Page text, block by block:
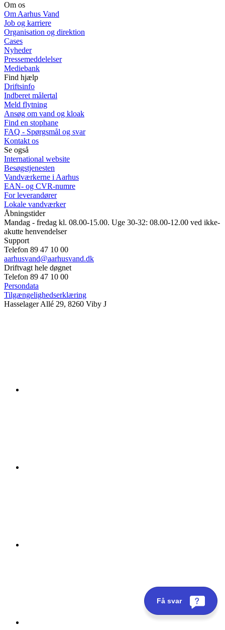
Om os
Om Aarhus Vand
Job og karriere
Organisation og direktion
Cases
Nyheder
Pressemeddelelser
Mediebank
Find hjælp
Driftsinfo
Indberet målertal
Meld flytning
Ansøg om vand og kloak
Find en stophane
FAQ - Spørgsmål og svar
Kontakt os
Se også
International website
Besøgstjenesten
Vandværkerne i Aarhus
EAN- og CVR-numre
For leverandører
Lokale vandværker
Åbningstider
Mandag - fredag kl. 08.00-15.00. Uge 30-32: 08.00-12.00 ved ikke-
akutte henvendelser
Support
Telefon 89 47 10 00
aarhusvand@aarhusvand.dk
Driftvagt hele døgnet
Telefon 89 47 10 00
Persondata
Tilgængelighedserklæring
Hasselager Allé 29, 8260 Viby J
Få svar